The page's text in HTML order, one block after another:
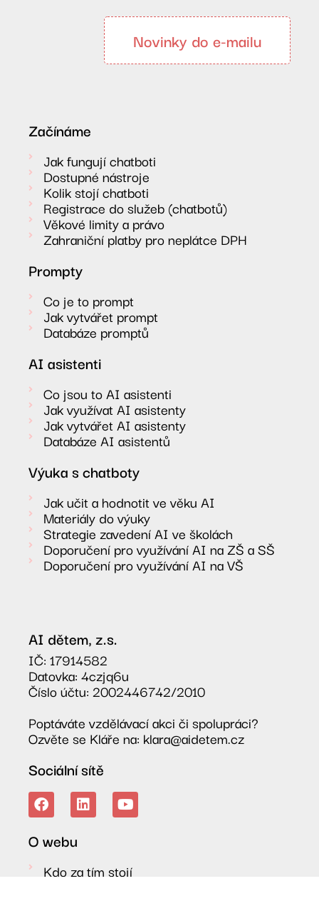
Novinky do e-mailu
Začínáme
Jak fungují chatboti
Dostupné nástroje
Kolik stojí chatboti
Registrace do služeb (chatbotů)
Věkové limity a právo
Zahraniční platby pro neplátce DPH
Prompty
Co je to prompt
Jak vytvářet prompt
Databáze promptů
AI asistenti
Co jsou to AI asistenti
Jak využívat AI asistenty
Jak vytvářet AI asistenty
Databáze AI asistentů
Výuka s chatboty
Jak učit a hodnotit ve věku AI
Materiály do výuky
Strategie zavedení AI ve školách
Doporučení pro využívání AI na ZŠ a SŠ
Doporučení pro využívání AI na VŠ
AI dětem, z.s.
IČ: 17914582
Datovka: 4czjq6u
Číslo účtu: 2002446742/2010
Poptáváte vzdělávací akci či spolupráci?
Ozvěte se Kláře na: klara@aidetem.cz
Sociální sítě
O webu
Kdo za tím stojí